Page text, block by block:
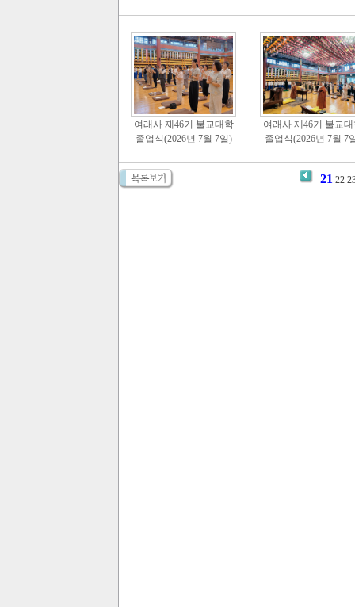
여래사 제46기 불교대학
졸업식(2026년 7월 7일)
여래사 제46기 불교대
졸업식(2026년 7월 7
21 22